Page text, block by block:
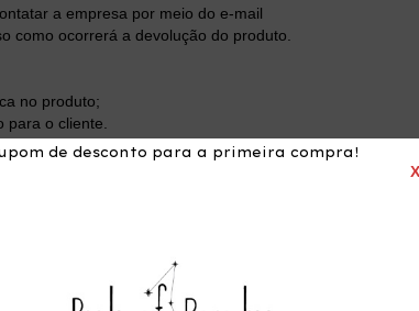
de desconto para a primeira compra!
X
a empresa por meio do e-mail
como ocorrerá a devolução do produto.
no produto;
para o cliente.
padrão, que apresentar qualquer falha em sua
do produto, sendo garantida sua
o artigo 18 do Código de Defesa do Consumidor.